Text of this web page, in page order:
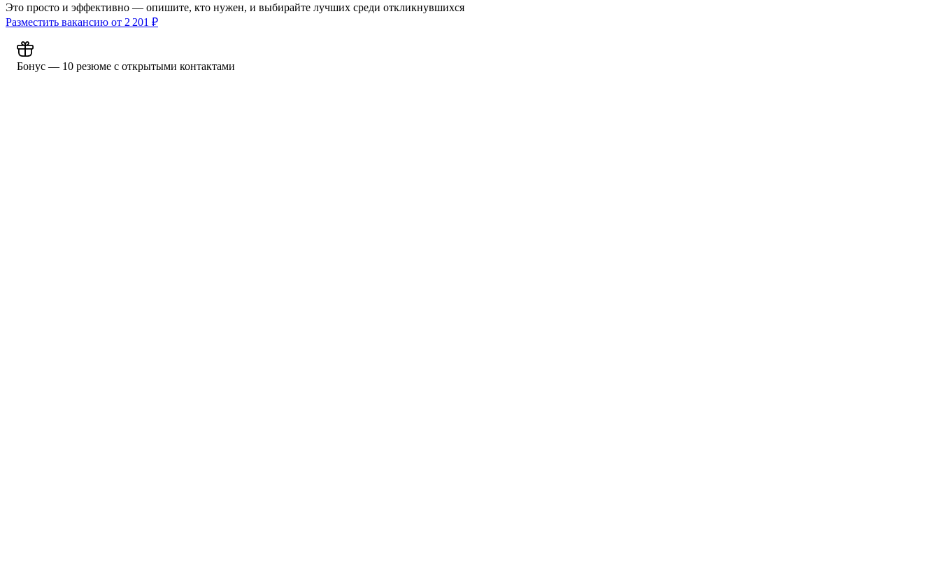
Это просто и эффективно — опишите, кто нужен, и выбирайте лучших среди откликнувшихся
Разместить вакансию от 2 201 ₽
Бонус — 10 резюме с открытыми контактами